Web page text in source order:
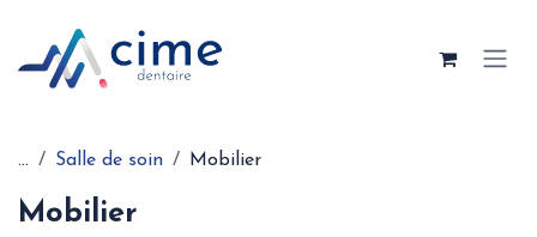
... Salle de soin Mobilier
Mobilier